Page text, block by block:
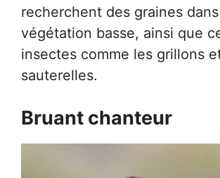
recherchent des graines
végétation basse, ainsi que
insectes comme les grillons
sauterelles.
Bruant chanteur